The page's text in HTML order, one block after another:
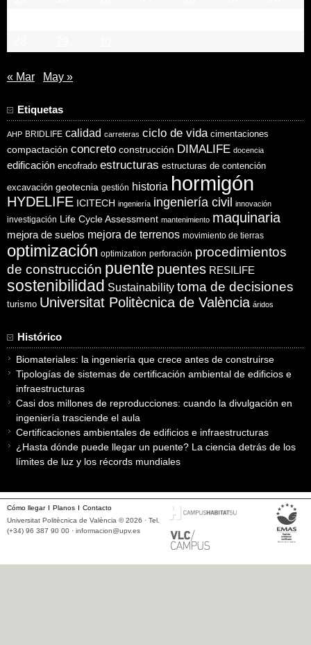
« Mar May »
Etiquetas
AHP BRIDLIFE calidad carreteras ciclo de vida cimentaciones
compactación concreto construcción DIMALIFE docencia
edificación encofrado estructuras estructuras de contención
excavación geotecnia gestión historia hormigón
HYDELIFE ICITECH ingeniería ingeniería civil innovación
investigación Life Cycle Assessment mantenimiento maquinaria
mejora de suelos mejora de terrenos movimiento de tierras
optimización optimization perforación procedimientos
de construcción puente puentes RESILIFE
sostenibilidad Sustainability toma de decisiones
turismo Universitat Politècnica de València áridos
Histórico
Biomateriales: la ingeniería que crece antes de construirse
Tipologías de sistemas de certificación ambiental de edificios e
infraestructuras
Casi dos millones de reproducciones: cuando la divulgación en
ingeniería trasciende el aula
Certificaciones ambientales de edificios e infraestructuras
¿Hasta dónde puede llegar un puente? La ciencia detrás de los
límites de luz y los récords mundiales
Cómo llegar Planos
Contacto
Universitat Politècnica de València © 2026 · Tel.
(+34) 96 387 90 00 · informacion@upv.es